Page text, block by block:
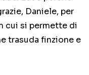
Daniele, per
cui si permette di
trasuda finzione e